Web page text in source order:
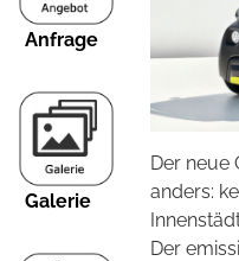
Anfrage
Galerie
Der neue
anders:
Der